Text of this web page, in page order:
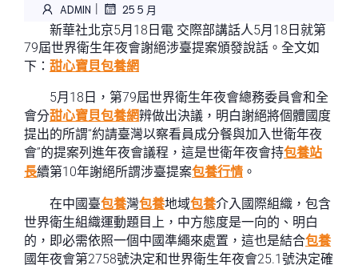
ADMIN | 25 5 月
新華社北京5月18日電 交際部講話人5月18日就第
79屆世界衛生年夜會謝絕涉臺提案頒發說話。全文如
下： 甜心寶貝包養網
5月18日，第79屆世界衛生年夜會總務委員會和全
會分甜心寶貝包養網辨做出決議，明白謝絕將個體國度
提出的所謂“約請臺灣以察看員成分餐與加入世衛年夜
會”的提案列進年夜會議程，這是世衛年夜會持包養站
長續第10年謝絕所謂涉臺提案包養行情 。
在中國臺包養灣包養地域包養介入國際組織，包含
世界衛生組織運動題目上，中方態度是一向的、明白
的，即必需依照一個中國準繩來處置，這也是結合包養
國年夜會第2758號決定和世界衛生年夜會25.1號決定確